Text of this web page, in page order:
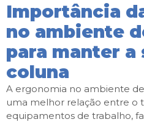
Importância
no ambiente
para manter a
coluna
A ergonomia no ambiente
uma melhor relação entre o
equipamentos de trabalho,